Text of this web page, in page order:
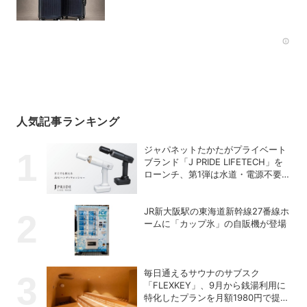
人気記事ランキング
ジャパネットたかたがプライベート
ブランド「J PRIDE LIFETECH」を
ローンチ、第1弾は水道・電源不要
JR新大阪駅の東海道新幹線27番線ホ
ームに「カップ氷」の自販機が登場
毎日通えるサウナのサブスク
「FLEXKEY」、9月から銭湯利用に
特化したプランを月額1980円で提供